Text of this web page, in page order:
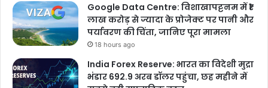
Google Data Centre: विशाखापट्टनम में ₹1
लाख करोड़ से ज्यादा के प्रोजेक्ट पर पानी और
पर्यावरण की चिंता, जानिए पूरा मामला
18 hours ago
India Forex Reserve: भारत का विदेशी मुद्रा
भंडार 692.9 अरब डॉलर पहुंचा, छह महीने में